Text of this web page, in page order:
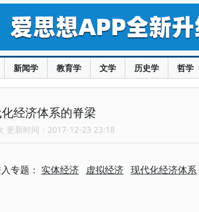
新闻学 教育学 文学 历史学 哲学
经济体系的脊梁
更新时间：2017-12-23 23:18
专题： 实体经济 虚拟经济 现代化经济体系